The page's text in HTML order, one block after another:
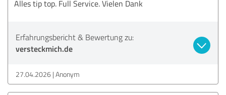
Alles tip top. Full Service. Vielen Dank
Erfahrungsbericht & Bewertung zu:
versteckmich.de
27.04.2026 Anonym